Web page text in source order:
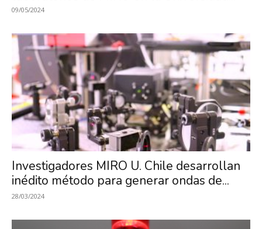
09/05/2024
Investigadores MIRO U. Chile desarrollan
inédito método para generar ondas de...
28/03/2024